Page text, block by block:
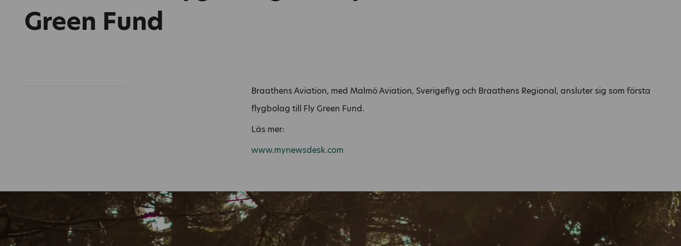
Green Fund
Braathens Aviation, med Malmö Aviation, Sverigeflyg och Braathens Regional, ansluter sig som första
flygbolag till Fly Green Fund.
Läs mer:
www.mynewsdesk.com